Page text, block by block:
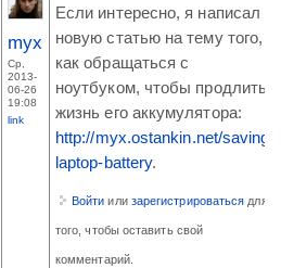
myx
Ср,
2013-
06-26
19:08
link
Если интересно, я написал
новую статью на тему того,
как обращаться с
ноутбуком, чтобы продлить
жизнь его аккумулятора:
http://myx.ostankin.net/saving-
laptop-battery.
Войти или зарегистрироваться для
того, чтобы оставить свой
комментарий.